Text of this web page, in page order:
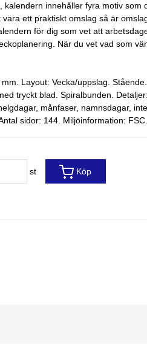
kalendern innehåller fyra motiv
ett praktiskt omslag så är
för dig som vet att
När du vet vad som
Layout: Vecka/uppslag.
tryckt blad. Spiralbunden.
månfaser, namnsdagar,
sidor: 144. Miljöinformation: FSC.
st Köp